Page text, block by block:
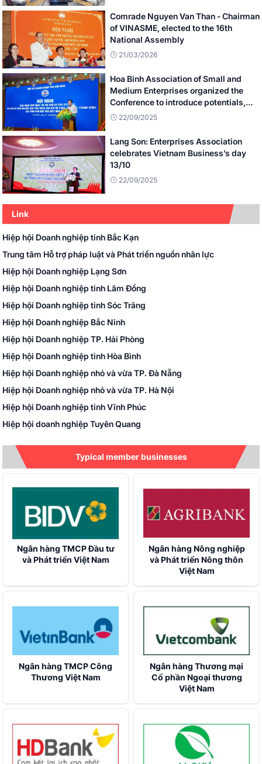
Comrade Nguyen Van Than - Chairman
of VINASME, elected to the 16th
National Assembly
21/03/2026
Hoa Binh Association of Small and
Medium Enterprises organized the
Conference to introduce potentials,
investment opportunities of Hoa Binh
22/09/2025
Lang Son: Enterprises Association
celebrates Vietnam Business’s day
13/10
22/09/2025
Link
Hiệp hội Doanh nghiệp tỉnh Bắc Kạn
Trung tâm Hỗ trợ pháp luật và Phát triển nguồn nhân lực
Hiệp hội Doanh nghiệp Lạng Sơn
Hiệp hội Doanh nghiệp tỉnh Lâm Đồng
Hiệp hội Doanh nghiệp tỉnh Sóc Trăng
Hiệp hội Doanh nghiệp Bắc Ninh
Hiệp hội Doanh nghiệp TP. Hải Phòng
Hiệp hội Doanh nghiệp tỉnh Hòa Bình
Hiệp hội Doanh nghiệp nhỏ và vừa TP. Đà Nẵng
Hiệp hội Doanh nghiệp nhỏ và vừa TP. Hà Nội
Hiệp hội Doanh nghiệp tỉnh Vĩnh Phúc
Hiệp hội doanh nghiệp Tuyên Quang
Câu lạc bộ Doanh nhân Việt Nam
Hiệp hội Doanh nghiệp TP. Thanh Hóa
Hiệp hội Doanh nghiệp Bắc Giang
Hiệp hội Doanh nghiệp nhỏ và vừa tỉnh Nghệ An
Hiệp hội Doanh nghiệp Quảng Ninh
Hiệp hội Doanh nghiệp tỉnh Hà Tĩnh
Hiệp hội Doanh nghiệp nhỏ và vừa tỉnh Bà Rịa – Vũng Tàu
Hiệp hội Doanh nghiệp Quảng Trị
Hiệp hội Doanh nghiệp Quảng Nam
Tạp chí Doanh nghiệp và Hội nhập
Typical member businesses
Ngân hàng TMCP Đầu tư
và Phát triển Việt Nam
Ngân hàng Nông nghiệp
và Phát triển Nông thôn
Việt Nam
Ngân hàng TMCP Công
Thương Việt Nam
Ngân hàng Thương mại
Cổ phần Ngoại thương
Việt Nam